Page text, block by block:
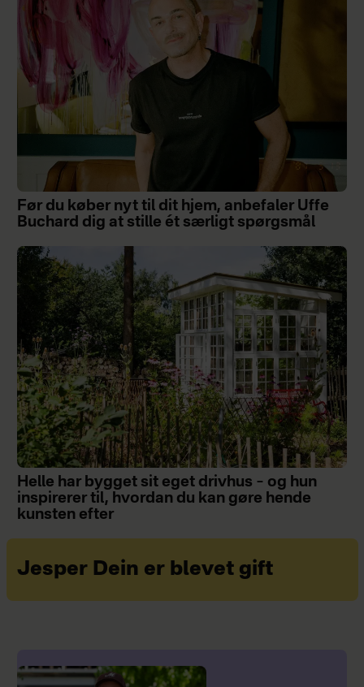
Før du køber nyt til dit hjem, anbefaler Uffe
Buchard dig at stille ét særligt spørgsmål
Helle har bygget sit eget drivhus – og hun
inspirerer til, hvordan du kan gøre hende
kunsten efter
Jesper Dein er blevet gift